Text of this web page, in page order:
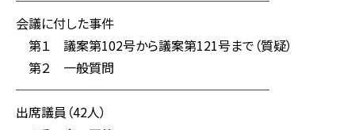
会議に付した事件
第１ 議案第102号から議案第121号まで（質疑）
第２ 一般質問
────────────────────
出席議員（42人）